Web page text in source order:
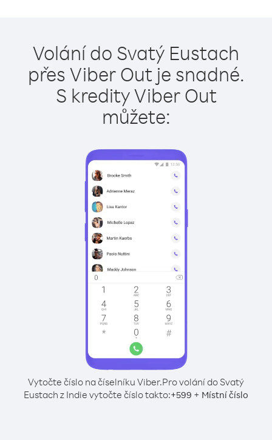
Volání do Svatý Eustach
přes Viber Out je snadné.
S kredity Viber Out
můžete:
Vytočte číslo na číselníku Viber.Pro volání do Svatý
Eustach z Indie vytočte číslo takto:+599 + Místní číslo